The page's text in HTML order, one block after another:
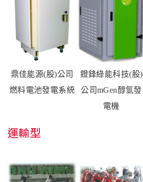
鼎佳能源(股)公司
燃料電池發電系統
鐙鋒綠能科技(股)
公司mGen醇氫發
電機
運輸型